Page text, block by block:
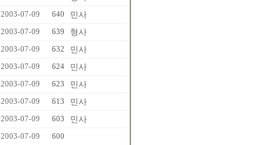
2003-07-09 640 민사
2003-07-09 639 형사
2003-07-09 632 민사
2003-07-09 624 민사
2003-07-09 623 민사
2003-07-09 613 민사
2003-07-09 603 민사
2003-07-09 600